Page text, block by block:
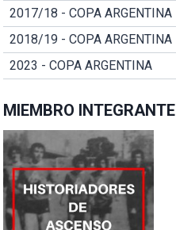
2017/18 - COPA ARGENTINA
2018/19 - COPA ARGENTINA
2023 - COPA ARGENTINA
MIEMBRO INTEGRANTE